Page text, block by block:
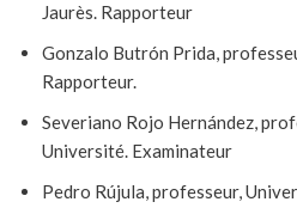
Jaurès. Rapporteur
Gonzalo Butrón Prida,
Rapporteur.
Severiano Rojo Hernández,
Université. Examinateur
Pedro Rújula, professeur,